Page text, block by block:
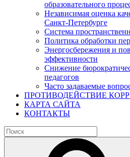
образовательного
Независимая оценка
Санкт-Петербурге
Система
Политика обработки
Энергосбережения и
эффективности
Снижение
педагогов
Часто задаваемые
ПРОТИВОДЕЙСТВИЕ
КАРТА САЙТА
КОНТАКТЫ